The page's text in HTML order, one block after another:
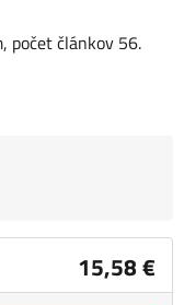
15,58 €
počet článkov 56.